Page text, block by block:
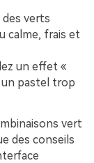
verts
calme, frais et
un effet «
un pastel trop
vert
des conseils